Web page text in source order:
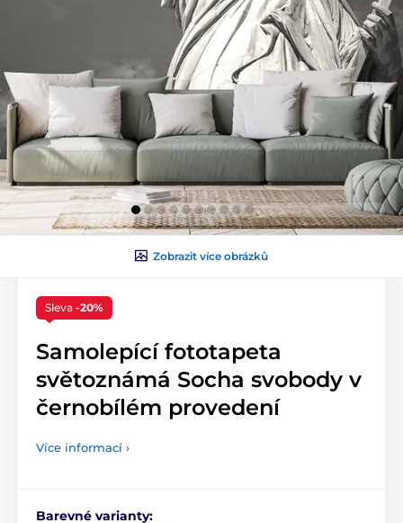
Zobrazit více obrázků
Sleva -20%
Samolepící fototapeta
světoznámá Socha svobody v
černobílém provedení
Více informací ›
Barevné varianty: